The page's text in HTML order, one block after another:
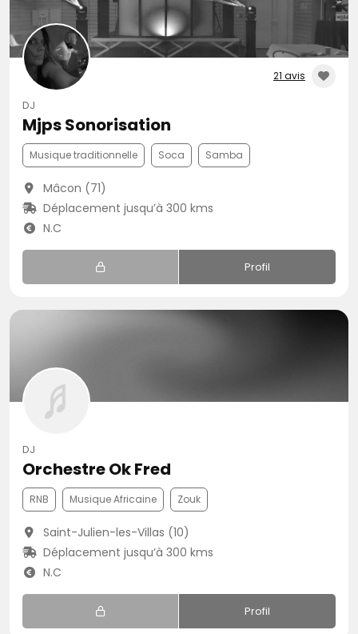
21 avis
DJ
Mjps Sonorisation
Musique traditionnelle Soca Samba
Mâcon (71)
Déplacement jusqu’à 300 kms
N.C
Profil
DJ
Orchestre Ok Fred
RNB Musique Africaine Zouk
Saint-Julien-les-Villas (10)
Déplacement jusqu’à 300 kms
N.C
Profil